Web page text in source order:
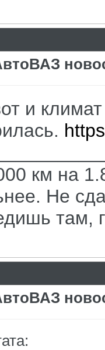
и
км на
Не
там,